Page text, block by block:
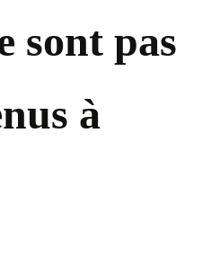
sont pas
à